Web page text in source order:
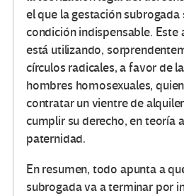
el que la gestación subrogada
condición indispensable. Este
está utilizando,
círculos radicales, a favor de
hombres homosexuales,
contratar un vientre de
cumplir su derecho, en teoría
paternidad.
En resumen, todo apunta a
subrogada va a terminar por